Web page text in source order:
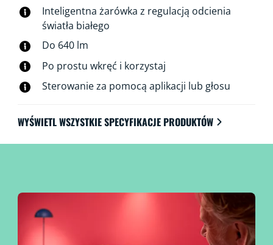
Inteligentna żarówka z regulacją odcienia
światła białego
Do 640 lm
Po prostu wkręć i korzystaj
Sterowanie za pomocą aplikacji lub głosu
WYŚWIETL WSZYSTKIE SPECYFIKACJE PRODUKTÓW